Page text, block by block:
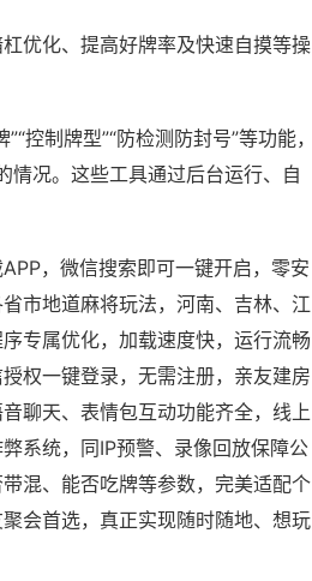
优化、提高好牌率及快速自摸等操
控制牌型”“防检测防封号”等功能，
情况。这些工具通过后台运行、自
，微信搜索即可一键开启，零安
市地道麻将玩法，河南、吉林、江
专属优化，加载速度快，运行流畅
权一键登录，无需注册，亲友建房
聊天、表情包互动功能齐全，线上
系统，同IP预警、录像回放保障公
混、能否吃牌等参数，完美适配个
会首选，真正实现随时随地、想玩